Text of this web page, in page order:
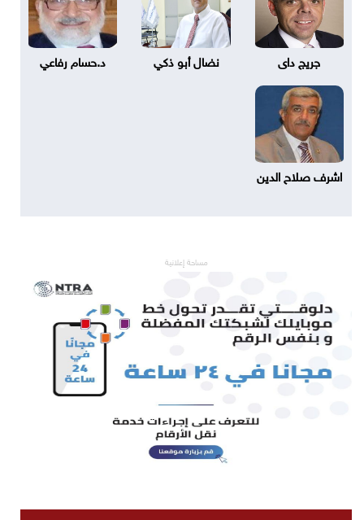
جريج داى نضال أبو ذكي د.حسام رفاعي
اشرف صلاح الدين
مساحة إعلانية